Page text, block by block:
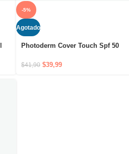
-5%
Agotado
Photoderm Cover Touch Spf 50
$41,90 $39,99